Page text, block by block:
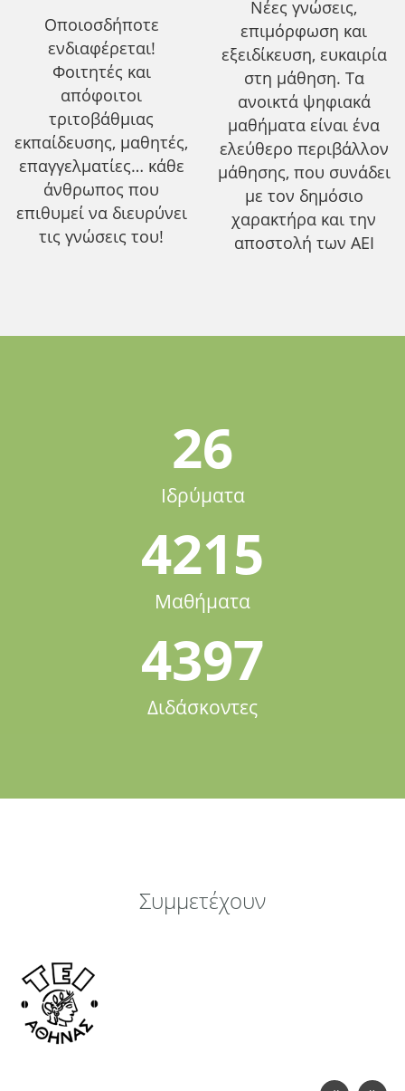
Οποιοσδήποτε
ενδιαφέρεται!
Φοιτητές και
απόφοιτοι
τριτοβάθμιας
εκπαίδευσης, μαθητές,
επαγγελματίες… κάθε
άνθρωπος που
επιθυμεί να διευρύνει
τις γνώσεις του!
Νέες γνώσεις,
επιμόρφωση και
εξειδίκευση, ευκαιρία
στη μάθηση. Τα
ανοικτά ψηφιακά
μαθήματα είναι ένα
ελεύθερο περιβάλλον
μάθησης, που συνάδει
με τον δημόσιο
χαρακτήρα και την
αποστολή των ΑΕΙ
26
Ιδρύματα
4215
Μαθήματα
4397
Διδάσκοντες
Συμμετέχουν